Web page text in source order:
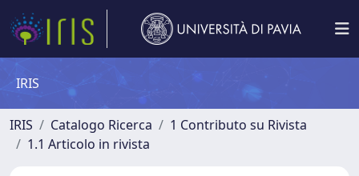
IRIS
IRIS Catalogo Ricerca
1 Contributo su Rivista
1.1 Articolo in rivista